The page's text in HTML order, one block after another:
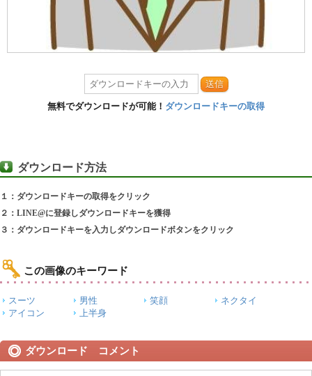
送信
無料でダウンロードが可能！ ダウンロードキーの取得
ダウンロード方法
１：ダウンロードキーの取得をクリック
２：LINE@に登録しダウンロードキーを獲得
３：ダウンロードキーを入力しダウンロードボタンをクリック
この画像のキーワード
スーツ 男性 笑顔
ネクタイ
アイコン
上半身
ダウンロード コメント